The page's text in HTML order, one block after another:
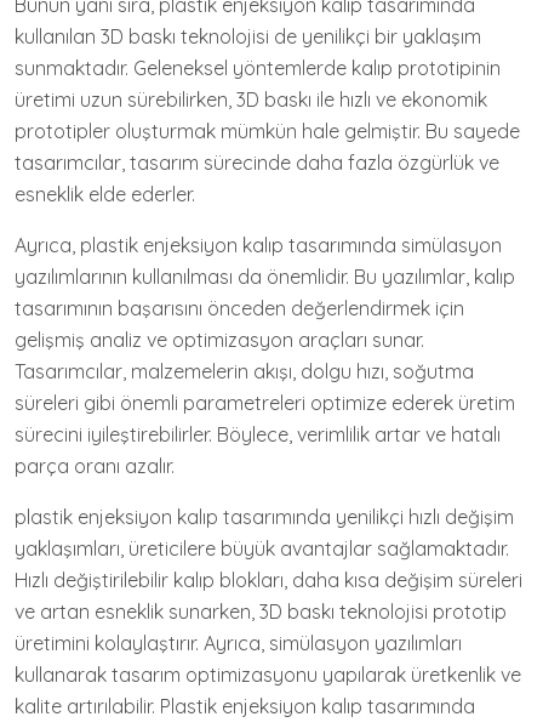
Bunun yanı sıra, plastik enjeksiyon kalıp tasarımında
kullanılan 3D baskı teknolojisi de yenilikçi bir yaklaşım
sunmaktadır. Geleneksel yöntemlerde kalıp prototipinin
üretimi uzun sürebilirken, 3D baskı ile hızlı ve ekonomik
prototipler oluşturmak mümkün hale gelmiştir. Bu sayede
tasarımcılar, tasarım sürecinde daha fazla özgürlük ve
esneklik elde ederler.
Ayrıca, plastik enjeksiyon kalıp tasarımında simülasyon
yazılımlarının kullanılması da önemlidir. Bu yazılımlar, kalıp
tasarımının başarısını önceden değerlendirmek için
gelişmiş analiz ve optimizasyon araçları sunar.
Tasarımcılar, malzemelerin akışı, dolgu hızı, soğutma
süreleri gibi önemli parametreleri optimize ederek üretim
sürecini iyileştirebilirler. Böylece, verimlilik artar ve hatalı
parça oranı azalır.
plastik enjeksiyon kalıp tasarımında yenilikçi hızlı değişim
yaklaşımları, üreticilere büyük avantajlar sağlamaktadır.
Hızlı değiştirilebilir kalıp blokları, daha kısa değişim süreleri
ve artan esneklik sunarken, 3D baskı teknolojisi prototip
üretimini kolaylaştırır. Ayrıca, simülasyon yazılımları
kullanarak tasarım optimizasyonu yapılarak üretkenlik ve
kalite artırılabilir. Plastik enjeksiyon kalıp tasarımında